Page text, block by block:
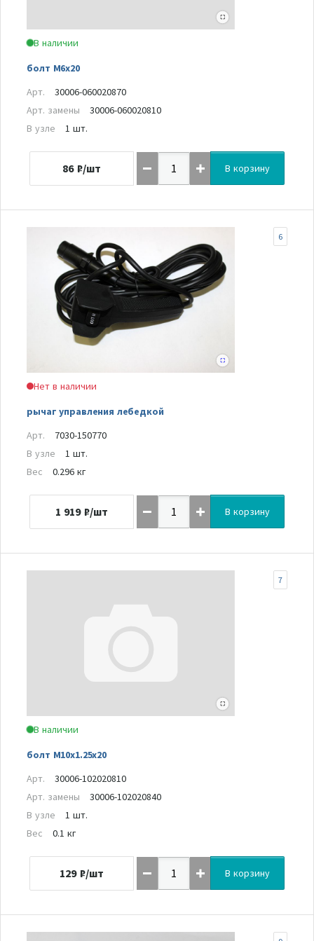
В наличии
болт M6x20
Арт.
30006-060020870
Арт. замены
30006-060020810
В узле
1 шт.
86 ₽/шт В корзину
Нет в наличии
рычаг управления лебедкой
6
Арт.
7030-150770
В узле
1 шт.
Вес
0.296 кг
1 919 ₽/шт В корзину
В наличии
болт M10x1.25x20
7
Арт.
30006-102020810
Арт. замены
30006-102020840
В узле
1 шт.
Вес
0.1 кг
129 ₽/шт В корзину